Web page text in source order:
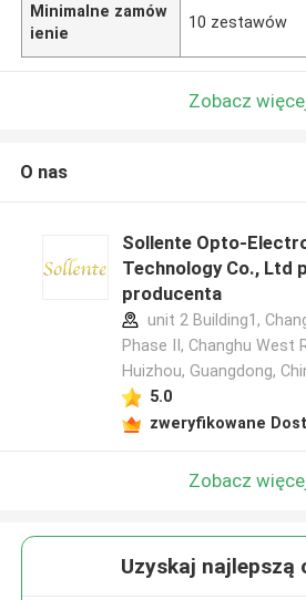
Minimalne zamów
ienie
10 zestawów
Zobacz
O nas
Sollente Opto-
Technology Co., Ltd
producenta
unit 2 Building1,
Phase II, Changhu West
Huizhou, Guangdong,
5.0
zweryfikowane
Zobacz
Uzyskaj najlepszą